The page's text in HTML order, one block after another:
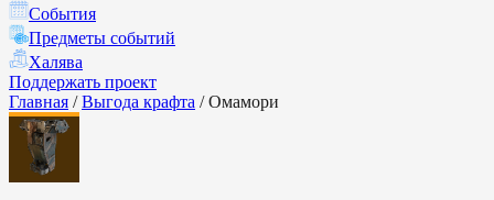
События
Предметы событий
Халява
Поддержать проект
Главная / Выгода крафта / Омамори